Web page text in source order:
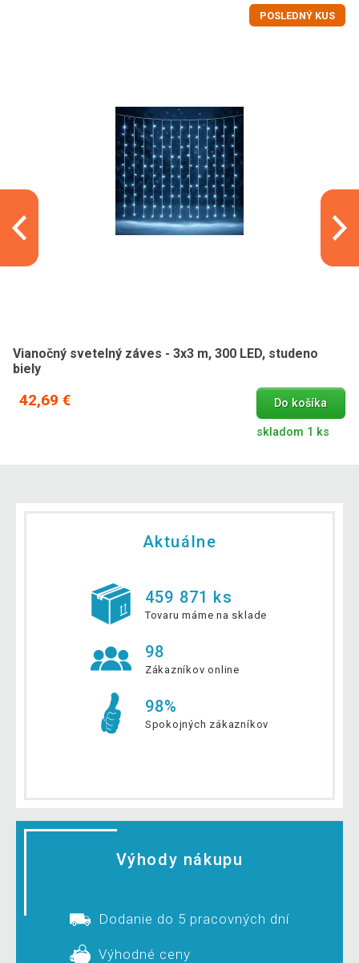
POSLEDNÝ KUS
Vianočný svetelný záves - 3x3 m, 300 LED, studeno
biely
42,69 € Do košíka
skladom 1 ks
Aktuálne
459 871 ks
Tovaru máme na sklade
98
Zákazníkov online
98%
Spokojných zákazníkov
Výhody nákupu
Dodanie do 5 pracovných dní
Výhodné ceny